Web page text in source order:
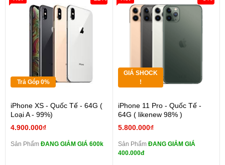
Trả Góp 0%
iPhone XS - Quốc Tế - 64G (
Loại A - 99%)
4.900.000₫
Sản Phẩm ĐANG GIẢM GIÁ 600k
GIÁ SHOCK
!
iPhone 11 Pro - Quốc Tế -
64G ( likenew 98% )
5.800.000₫
Sản Phẩm ĐANG GIẢM GIÁ
400.000đ